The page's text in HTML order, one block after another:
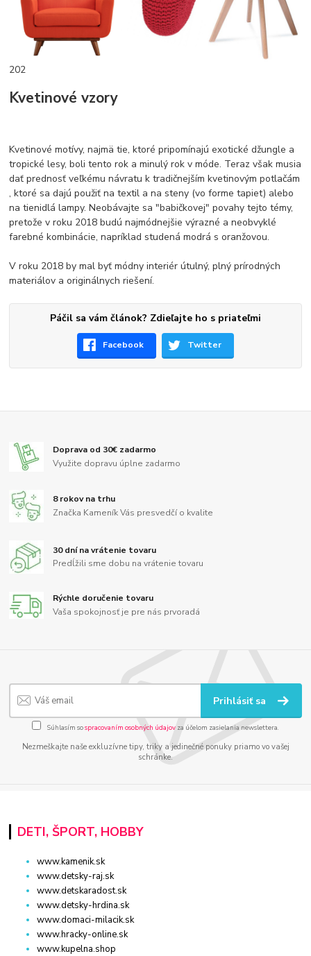
202
Kvetinové vzory
Kvetinové motívy, najmä tie, ktoré pripomínajú exotické džungle a
tropické lesy, boli tento rok a minulý rok v móde. Teraz však musia
dať prednosť veľkému návratu k tradičnejším kvetinovým potlačám
, ktoré sa dajú použiť na textil a na steny (vo forme tapiet) alebo
na tienidlá lampy. Neobávajte sa "babičkovej" povahy tejto témy,
pretože v roku 2018 budú najmódnejšie výrazné a neobvyklé
farebné kombinácie, napríklad studená modrá s oranžovou.
V roku 2018 by mal byť módny interiér útulný, plný prírodných
materiálov a originálnych riešení.
Páčil sa vám článok? Zdieľajte ho s priateľmi
Facebook Twitter
Doprava od 30€ zadarmo
Využite dopravu úplne zadarmo
8 rokov na trhu
Značka Kameník Vás presvedčí o kvalite
30 dní na vrátenie tovaru
Predĺžili sme dobu na vrátenie tovaru
Rýchle doručenie tovaru
Vaša spokojnosť je pre nás prvoradá
Prihlásiť sa
Súhlasím sospracovaním osobných údajov za účelom zasielania newslettera.
Nezmeškajte naše exkluzívne tipy, triky a jedinečné ponuky priamo vo vašej
schránke.
DETI, ŠPORT, HOBBY
www.kamenik.sk
www.detsky-raj.sk
www.detskaradost.sk
www.detsky-hrdina.sk
www.domaci-milacik.sk
www.hracky-online.sk
www.kupelna.shop